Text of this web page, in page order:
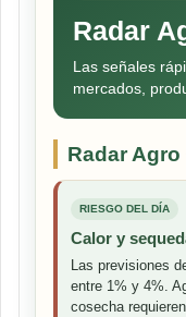
Radar
Las señales
mercados,
Radar Agro
RIESGO DEL DÍA
Calor y
Las previsiones
entre 1% y 4%.
cosecha